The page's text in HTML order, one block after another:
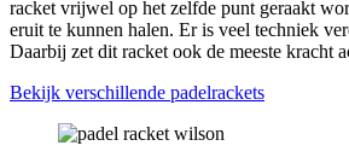
racket vrijwel op het zelfde punt geraakt
eruit te kunnen halen. Er is veel techniek
Daarbij zet dit racket ook de meeste kracht
Bekijk verschillende padelrackets